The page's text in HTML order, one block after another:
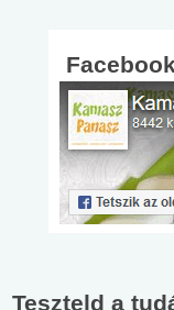
Facebook
Teszteld a